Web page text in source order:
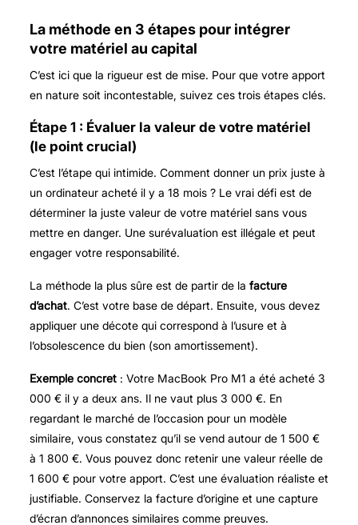
La méthode en 3 étapes pour intégrer
votre matériel au capital
C’est ici que la rigueur est de mise. Pour que votre apport
en nature soit incontestable, suivez ces trois étapes clés.
Étape 1 : Évaluer la valeur de votre matériel
(le point crucial)
C’est l’étape qui intimide. Comment donner un prix juste à
un ordinateur acheté il y a 18 mois ? Le vrai défi est de
déterminer la juste valeur de votre matériel sans vous
mettre en danger. Une surévaluation est illégale et peut
engager votre responsabilité.
La méthode la plus sûre est de partir de la facture
d’achat. C’est votre base de départ. Ensuite, vous devez
appliquer une décote qui correspond à l’usure et à
l’obsolescence du bien (son amortissement).
Exemple concret: Votre MacBook Pro M1 a été acheté 3
000 € il y a deux ans. Il ne vaut plus 3 000 €. En
regardant le marché de l’occasion pour un modèle
similaire, vous constatez qu’il se vend autour de 1 500 €
à 1 800 €. Vous pouvez donc retenir une valeur réelle de
1 600 € pour votre apport. C’est une évaluation réaliste et
justifiable. Conservez la facture d’origine et une capture
d’écran d’annonces similaires comme preuves.